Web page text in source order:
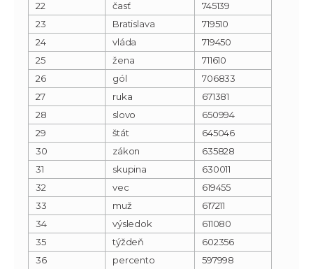
22
časť
745139
23
Bratislava
719510
24
vláda
719450
25
žena
711610
26
gól
706833
27
ruka
671381
28
slovo
650994
29
štát
645046
30
zákon
635828
31
skupina
630011
32
vec
619455
33
muž
617211
34
výsledok
611080
35
týždeň
602356
36
percento
597998